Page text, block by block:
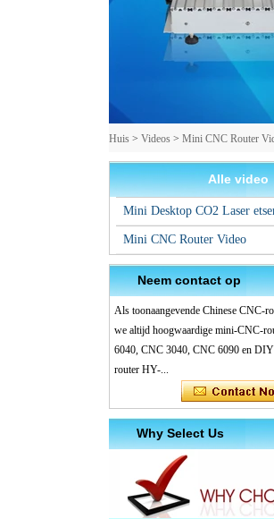
Huis > Videos > Mini CNC Router
Alle video
Mini Desktop CO2 Laser
Mini CNC Router Video
Neem contact op
Als toonaangevende Chinese CNC-
we altijd hoogwaardige mini-CNC-
6040, CNC 3040, CNC 6090 en
router HY-...
Why Select Us